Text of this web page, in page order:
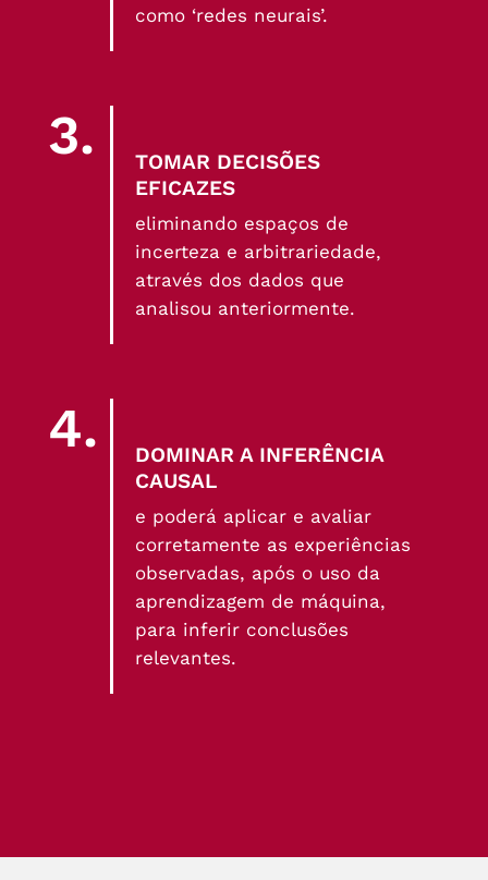
como ‘redes neurais’.
3.
TOMAR DECISÕES
EFICAZES
eliminando espaços de
incerteza e arbitrariedade,
através dos dados que
analisou anteriormente.
4.
DOMINAR A INFERÊNCIA
CAUSAL
e poderá aplicar e avaliar
corretamente as experiências
observadas, após o uso da
aprendizagem de máquina,
para inferir conclusões
relevantes.